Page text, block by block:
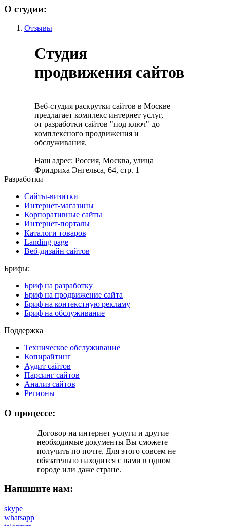
О студии:
Отзывы
Студия
продвижения сайтов
Веб-студия раскрутки сайтов в Москве
предлагает комплекс интернет услуг,
от разработки сайтов "под ключ" до
комплексного продвижения и
обслуживания.
Наш адрес: Россия, Москва, улица
Фридриха Энгельса, 64, стр. 1
Разработки
Сайты-визитки
Интернет-магазины
Корпоративные сайты
Интернет-порталы
Каталоги товаров
Landing page
Веб-дизайн сайтов
Брифы:
Бриф на разработку
Бриф на продвижение сайта
Бриф на контекстную рекламу
Бриф на обслуживание
Поддержка
Техническое обслуживание
Копирайтинг
Аудит сайтов
Парсинг сайтов
Анализ сайтов
Регионы
О процессе:
Договор на интернет услуги и другие
необходимые документы Вы cможете
получить по почте. Для этого совсем не
обязательно находится с нами в одном
городе или даже стране.
Напишите нам:
skype
whatsapp